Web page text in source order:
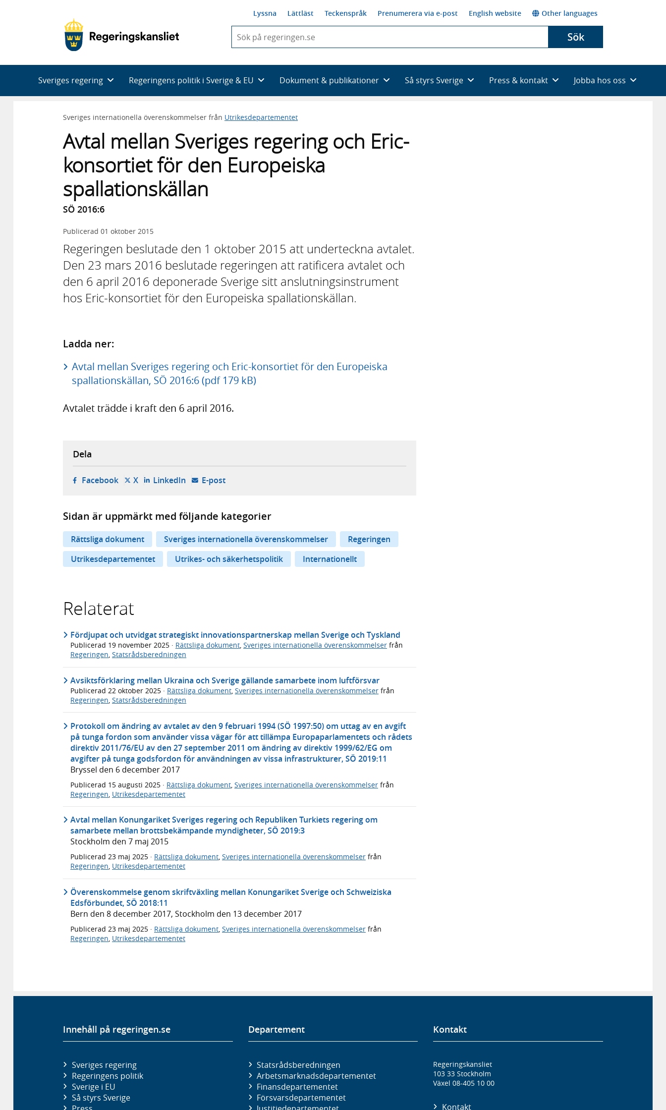
Lyssna Lättläst Teckenspråk Prenumerera via e-post English website Other languages
du
skriva
framträder
en
med
Sök
Sveriges regering Regeringens politik i Sverige & EU Dokument & publikationer Så styrs Sverige Press & kontakt Jobba hos oss
Sveriges internationella överenskommelser från Utrikesdepartementet
Avtal mellan Sveriges regering och Eric-
konsortiet för den Europeiska
spallationskällan
SÖ 2016:6
Publicerad 01 oktober 2015
Regeringen beslutade den 1 oktober 2015 att underteckna avtalet.
Den 23 mars 2016 beslutade regeringen att ratificera avtalet och
den 6 april 2016 deponerade Sverige sitt anslutningsinstrument
hos Eric-konsortiet för den Europeiska spallationskällan.
Ladda ner:
Avtal mellan Sveriges regering och Eric-konsortiet för den Europeiska
spallationskällan, SÖ 2016:6 (pdf 179 kB)
Avtalet trädde i kraft den 6 april 2016.
Dela
Facebook- öppnas i ny flik, extern webbplats,
X- öppnas i ny flik, extern webbplats,
LinkedIn- öppnas i ny flik, extern webbplats,
E-post- öppnar din e-postklient,
Sidan är uppmärkt med följande kategorier
Rättsliga dokument Sveriges internationella överenskommelser
Regeringen
Utrikesdepartementet
Utrikes- och säkerhetspolitik Internationellt
Relaterat
Fördjupat och utvidgat strategiskt innovationspartnerskap mellan Sverige och Tyskland
Publicerad 19 november 2025 · Rättsliga dokument, Sveriges internationella överenskommelser från
Regeringen, Statsrådsberedningen
Avsiktsförklaring mellan Ukraina och Sverige gällande samarbete inom luftförsvar
Publicerad 22 oktober 2025 · Rättsliga dokument, Sveriges internationella överenskommelser från
Regeringen, Statsrådsberedningen
Protokoll om ändring av avtalet av den 9 februari 1994 (SÖ 1997:50) om uttag av en avgift
på tunga fordon som använder vissa vägar för att tillämpa Europaparlamentets och rådets
direktiv 2011/76/EU av den 27 september 2011 om ändring av direktiv 1999/62/EG om
avgifter på tunga godsfordon för användningen av vissa infrastrukturer, SÖ 2019:11
Bryssel den 6 december 2017
Publicerad 15 augusti 2025 · Rättsliga dokument Sveriges internationella överenskommelser från
Regeringen Utrikesdepartementet
Avtal mellan Konungariket Sveriges regering och Republiken Turkiets regering om
samarbete mellan brottsbekämpande myndigheter, SÖ 2019:3
Stockholm den 7 maj 2015
Publicerad 23 maj 2025 · Rättsliga dokument, Sveriges internationella överenskommelser från
Regeringen, Utrikesdepartementet
Överenskommelse genom skriftväxling mellan Konungariket Sverige och Schweiziska
Edsförbundet, SÖ 2018:11
Bern den 8 december 2017, Stockholm den 13 december 2017
Publicerad 23 maj 2025 · Rättsliga dokument, Sveriges internationella överenskommelser från
Regeringen, Utrikesdepartementet
Innehåll på regeringen.se
Sveriges regering
Regeringens politik
Sverige i EU
Så styrs Sverige
Departement
Statsrådsberedningen
Arbetsmarknads­departementet
Finans­departementet
Försvars­departementet
Kontakt
Regeringskansliet
103 33 Stockholm
Växel 08-405 10 00
Kontakt